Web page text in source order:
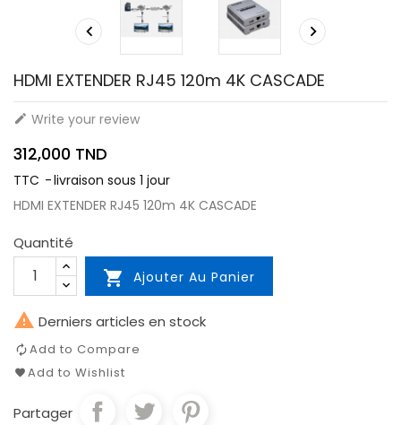
 
HDMI EXTENDER RJ45 120m 4K CASCADE
 Write your review
312,000 TND
TTC
livraison sous 1 jour
HDMI EXTENDER RJ45 120m 4K CASCADE
Quantité
 Ajouter Au Panier
 Derniers articles en stock
Add to Compare
Add to Wishlist
Partager